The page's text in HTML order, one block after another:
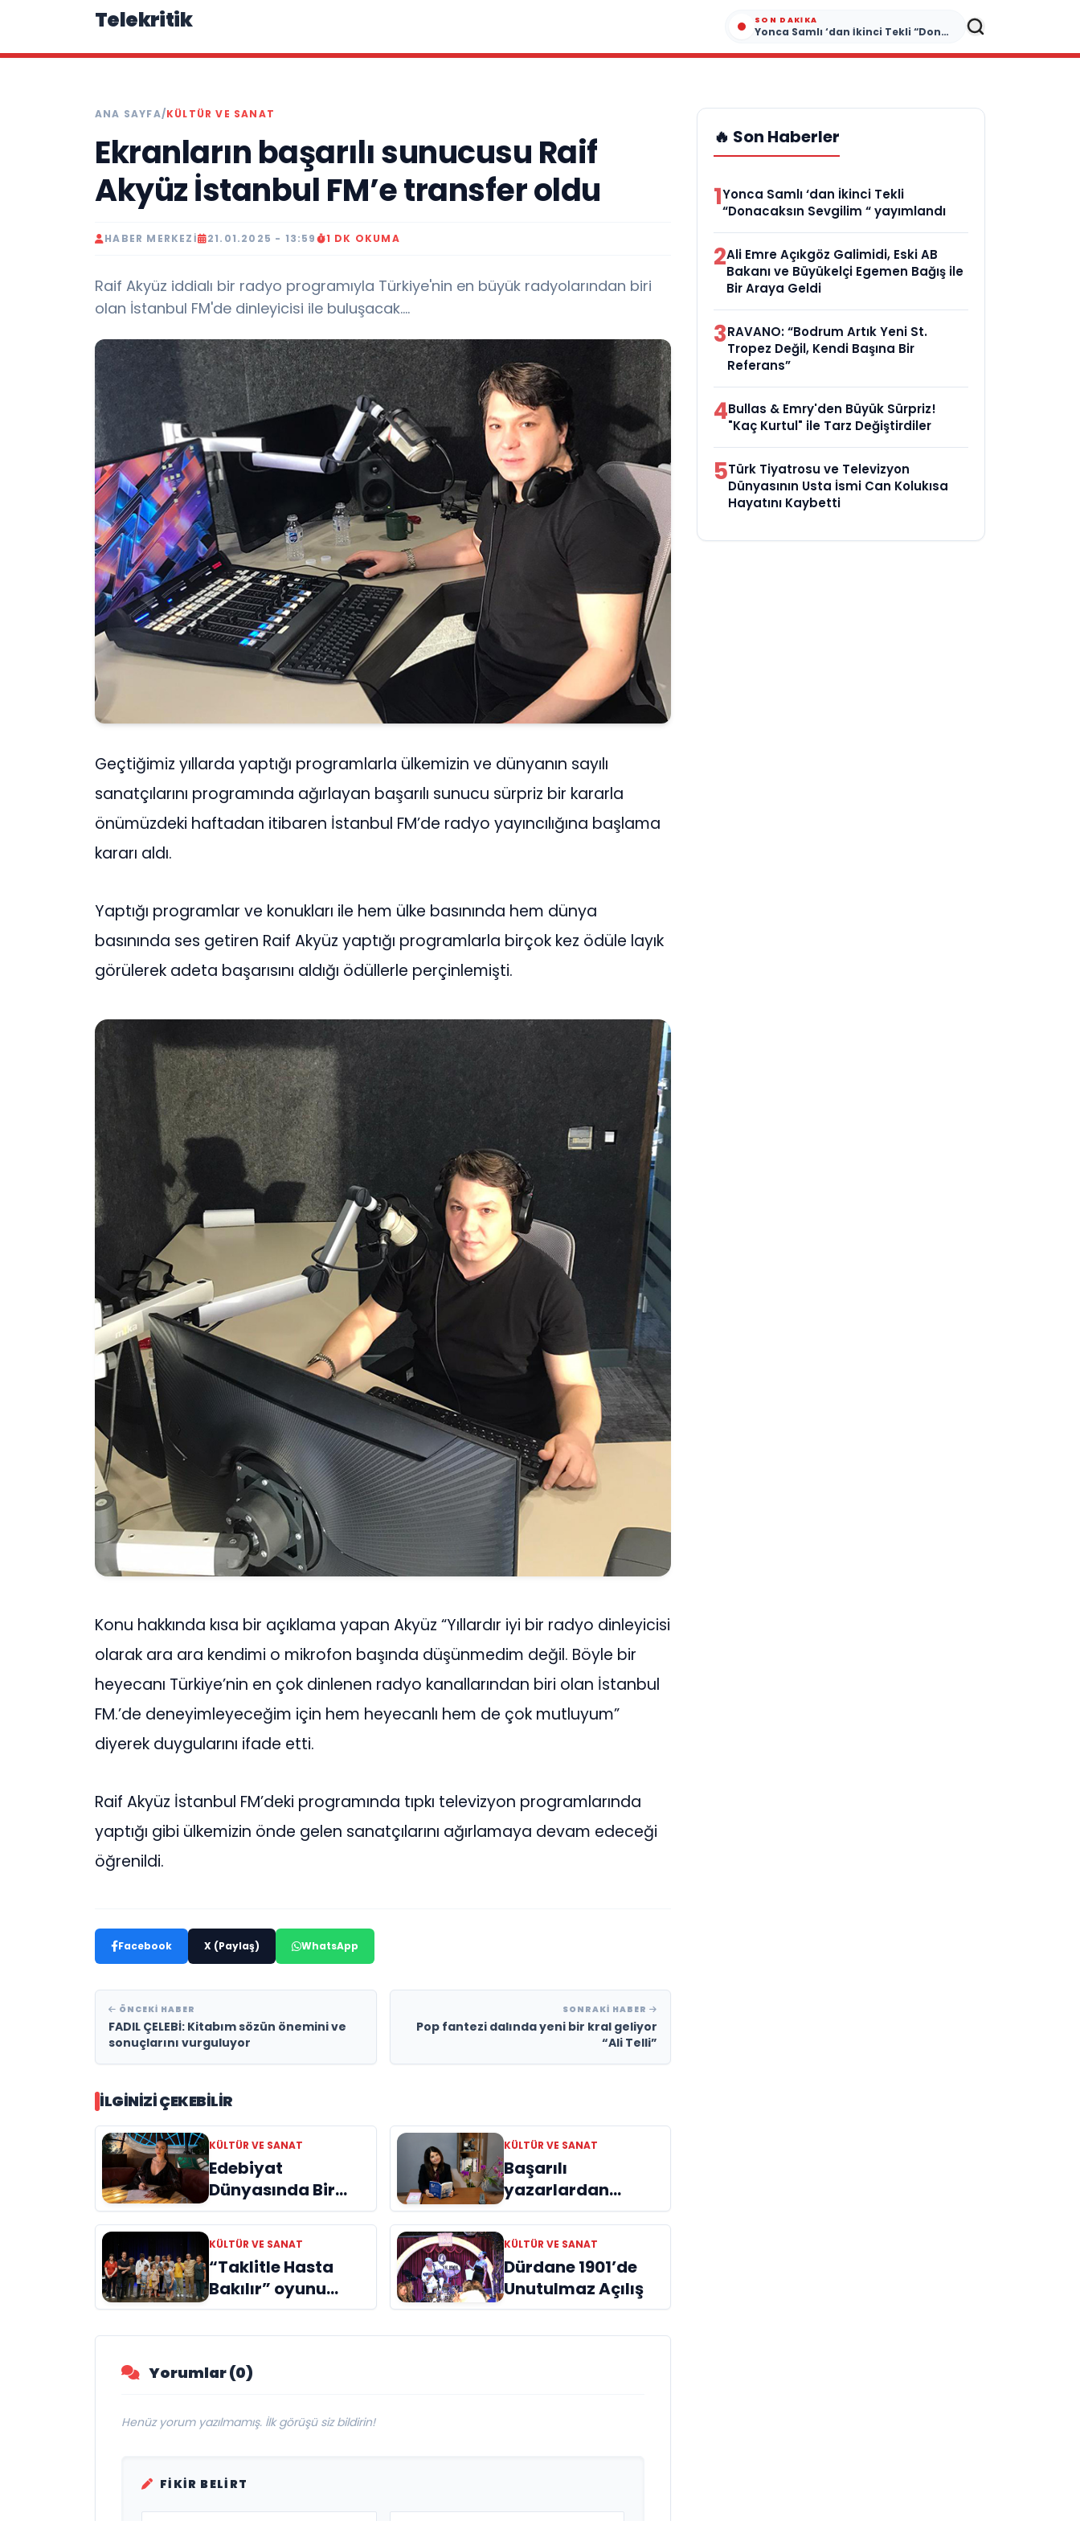
Telekritik SON DAKIKA
Yonca Samlı ‘dan İkinci Tekli “Donacaksın Sevgilim “ yayımlandı
ANA SAYFA/KÜLTÜR VE SANAT
Ekranların başarılı sunucusu Raif
Akyüz İstanbul FM’e transfer oldu
HABER MERKEZI 21.01.2025 - 13:59 1 DK OKUMA
Raif Akyüz iddialı bir radyo programıyla Türkiye'nin en büyük radyolarından biri
olan İstanbul FM'de dinleyicisi ile buluşacak....
Geçtiğimiz yıllarda yaptığı programlarla ülkemizin ve dünyanın sayılı
sanatçılarını programında ağırlayan başarılı sunucu sürpriz bir kararla
önümüzdeki haftadan itibaren İstanbul FM’de radyo yayıncılığına başlama
kararı aldı.
Yaptığı programlar ve konukları ile hem ülke basınında hem dünya
basınında ses getiren Raif Akyüz yaptığı programlarla birçok kez ödüle layık
görülerek adeta başarısını aldığı ödüllerle perçinlemişti.
Konu hakkında kısa bir açıklama yapan Akyüz “Yıllardır iyi bir radyo dinleyicisi
olarak ara ara kendimi o mikrofon başında düşünmedim değil. Böyle bir
heyecanı Türkiye’nin en çok dinlenen radyo kanallarından biri olan İstanbul
FM.’de deneyimleyeceğim için hem heyecanlı hem de çok mutluyum”
diyerek duygularını ifade etti.
Raif Akyüz İstanbul FM’deki programında tıpkı televizyon programlarında
yaptığı gibi ülkemizin önde gelen sanatçılarını ağırlamaya devam edeceği
öğrenildi.
Facebook X (Paylaş) WhatsApp
ÖNCEKI HABER
FADIL ÇELEBİ: Kitabım sözün önemini ve
sonuçlarını vurguluyor
SONRAKI HABER
Pop fantezi dalında yeni bir kral geliyor
“Ali Telli”
İLGINIZI ÇEKEBILIR
KÜLTÜR VE SANAT
Edebiyat
Dünyasında Bir
Genç Deha
Doğuyor: Dilruba
Engin ve Zift Karası
Evreni ‘AVENOİR’
KÜLTÜR VE SANAT
Başarılı
yazarlardan
Azime Savaş’tan
başucu kitabı
“Emanet”
raflardaki yerini
aldı
KÜLTÜR VE SANAT
“Taklitle Hasta
Bakılır” oyunu
engelleri sanatla
aştı
KÜLTÜR VE SANAT
Dürdane 1901’de
Unutulmaz Açılış
Yorumlar (0)
Henüz yorum yazılmamış. İlk görüşü siz bildirin!
FIKIR BELIRT
🔥 Son Haberler
1Yonca Samlı ‘dan İkinci Tekli
“Donacaksın Sevgilim “ yayımlandı
2Ali Emre Açıkgöz Galimidi, Eski AB
Bakanı ve Büyükelçi Egemen Bağış ile
Bir Araya Geldi
3RAVANO: “Bodrum Artık Yeni St.
Tropez Değil, Kendi Başına Bir
Referans”
4Bullas & Emry'den Büyük Sürpriz!
"Kaç Kurtul" ile Tarz Değiştirdiler
5Türk Tiyatrosu ve Televizyon
Dünyasının Usta İsmi Can Kolukısa
Hayatını Kaybetti